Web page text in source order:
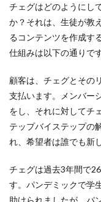
チェグはどのようにし
か？それは、生徒が教
るコンテンツを作成す
仕組みは以下の通りです
顧客は、チェグとその
支払います。メンバー
をし、それに対してチ
テップバイステップの
れ、希望者は誰でも新
チェグは過去3年間で
す。パンデミックで学
助けられましたが、パ